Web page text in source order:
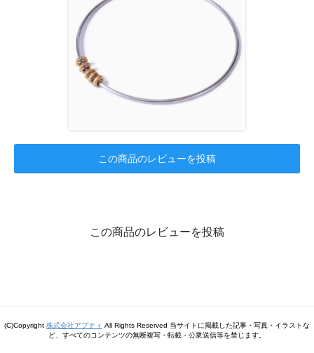
この商品のレビューを投稿
この商品のレビューを投稿
(C)Copyright 株式会社アプティ All Rights Reserved 当サイトに掲載した記事・写真・イラストな
ど、すべてのコンテンツの無断複写・転載・公衆送信等を禁じます。